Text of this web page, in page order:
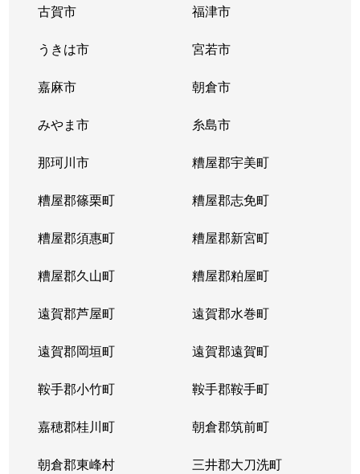
古賀市 福津市
うきは市 宮若市
嘉麻市 朝倉市
みやま市 糸島市
那珂川市 糟屋郡宇美町
糟屋郡篠栗町 糟屋郡志免町
糟屋郡須惠町 糟屋郡新宮町
糟屋郡久山町 糟屋郡粕屋町
遠賀郡芦屋町 遠賀郡水巻町
遠賀郡岡垣町 遠賀郡遠賀町
鞍手郡小竹町 鞍手郡鞍手町
嘉穂郡桂川町 朝倉郡筑前町
朝倉郡東峰村 三井郡大刀洗町